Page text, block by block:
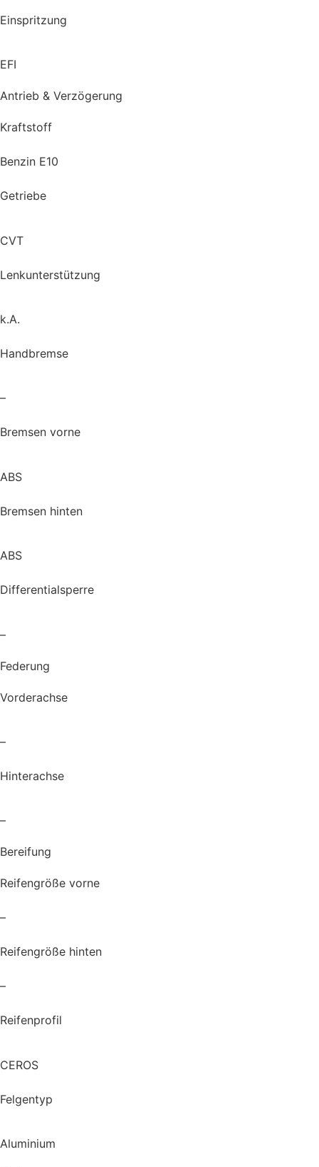
Einspritzung
EFI
Antrieb & Verzögerung
Kraftstoff
Benzin E10
Getriebe
CVT
Lenkunterstützung
k.A.
Handbremse
–
Bremsen vorne
ABS
Bremsen hinten
ABS
Differentialsperre
–
Federung
Vorderachse
–
Hinterachse
–
Bereifung
Reifengröße vorne
–
Reifengröße hinten
–
Reifenprofil
CEROS
Felgentyp
Aluminium